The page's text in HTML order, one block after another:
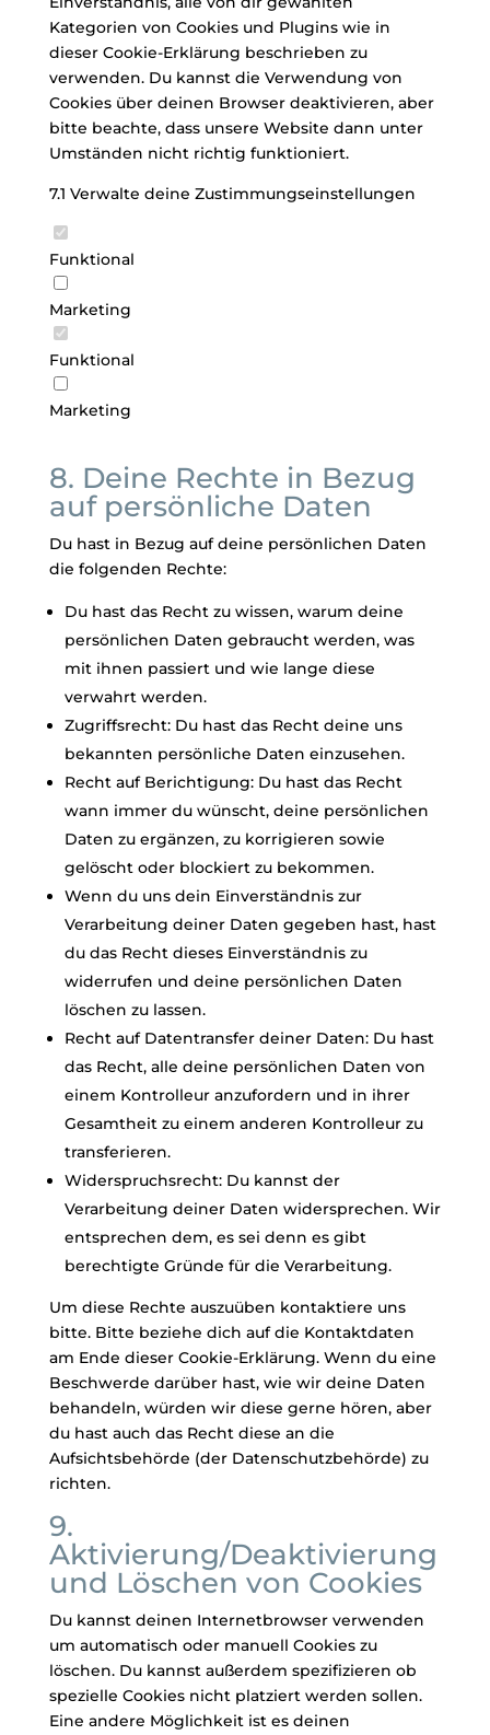
Kategorien von Cookies und Plugins wie in
dieser Cookie-Erklärung beschrieben zu
verwenden. Du kannst die Verwendung von
Cookies über deinen Browser deaktivieren, aber
bitte beachte, dass unsere Website dann unter
Umständen nicht richtig funktioniert.
7.1 Verwalte deine Zustimmungseinstellungen
Funktional
Marketing
Funktional
Marketing
8. Deine Rechte in Bezug
auf persönliche Daten
Du hast in Bezug auf deine persönlichen Daten
die folgenden Rechte:
Du hast das Recht zu wissen, warum deine
persönlichen Daten gebraucht werden, was
mit ihnen passiert und wie lange diese
verwahrt werden.
Zugriffsrecht: Du hast das Recht deine uns
bekannten persönliche Daten einzusehen.
Recht auf Berichtigung: Du hast das Recht
wann immer du wünscht, deine persönlichen
Daten zu ergänzen, zu korrigieren sowie
gelöscht oder blockiert zu bekommen.
Wenn du uns dein Einverständnis zur
Verarbeitung deiner Daten gegeben hast, hast
du das Recht dieses Einverständnis zu
widerrufen und deine persönlichen Daten
löschen zu lassen.
Recht auf Datentransfer deiner Daten: Du hast
das Recht, alle deine persönlichen Daten von
einem Kontrolleur anzufordern und in ihrer
Gesamtheit zu einem anderen Kontrolleur zu
transferieren.
Widerspruchsrecht: Du kannst der
Verarbeitung deiner Daten widersprechen. Wir
entsprechen dem, es sei denn es gibt
berechtigte Gründe für die Verarbeitung.
Um diese Rechte auszuüben kontaktiere uns
bitte. Bitte beziehe dich auf die Kontaktdaten
am Ende dieser Cookie-Erklärung. Wenn du eine
Beschwerde darüber hast, wie wir deine Daten
behandeln, würden wir diese gerne hören, aber
du hast auch das Recht diese an die
Aufsichtsbehörde (der Datenschutzbehörde) zu
richten.
9.
Aktivierung/Deaktivierung
und Löschen von Cookies
Du kannst deinen Internetbrowser verwenden
um automatisch oder manuell Cookies zu
löschen. Du kannst außerdem spezifizieren ob
spezielle Cookies nicht platziert werden sollen.
Eine andere Möglichkeit ist es deinen